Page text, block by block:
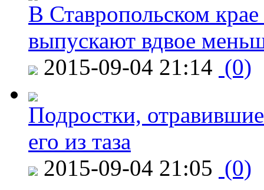
В Ставропольском
выпускают вдвое
2015-09-04 21:14 (0)
Подростки,
его из таза
2015-09-04 21:05 (0)